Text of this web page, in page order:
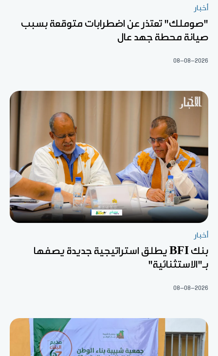
أخبار
"صوملك" تعتذر عن اضطرابات متوقعة بسبب
صيانة محطة جهد عال
08-08-2026
أخبار
بنك BFI يطلق استراتيجية جديدة يصفها
بـ"الاستثنائية"
08-08-2026